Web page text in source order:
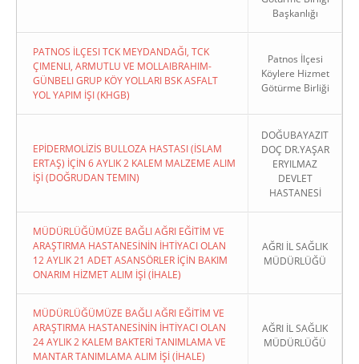
Başkanlığı
PATNOS İLÇESI TCK MEYDANDAĞI, TCK
ÇIMENLI, ARMUTLU VE MOLLAIBRAHIM-
GÜNBELI GRUP KÖY YOLLARI BSK ASFALT
YOL YAPIM İŞI (KHGB)
Patnos İlçesi
Köylere Hizmet
Götürme Birliği
EPİDERMOLİZİS BULLOZA HASTASI (İSLAM
ERTAŞ) İÇİN 6 AYLIK 2 KALEM MALZEME ALIM
İŞİ (DOĞRUDAN TEMIN)
DOĞUBAYAZIT
DOÇ DR.YAŞAR
ERYILMAZ
DEVLET
HASTANESİ
MÜDÜRLÜĞÜMÜZE BAĞLI AĞRI EĞİTİM VE
ARAŞTIRMA HASTANESİNİN İHTİYACI OLAN
12 AYLIK 21 ADET ASANSÖRLER İÇİN BAKIM
ONARIM HİZMET ALIM İŞİ (İHALE)
AĞRI İL SAĞLIK
MÜDÜRLÜĞÜ
MÜDÜRLÜĞÜMÜZE BAĞLI AĞRI EĞİTİM VE
ARAŞTIRMA HASTANESİNİN İHTİYACI OLAN
24 AYLIK 2 KALEM BAKTERİ TANIMLAMA VE
MANTAR TANIMLAMA ALIM İŞİ (İHALE)
AĞRI İL SAĞLIK
MÜDÜRLÜĞÜ